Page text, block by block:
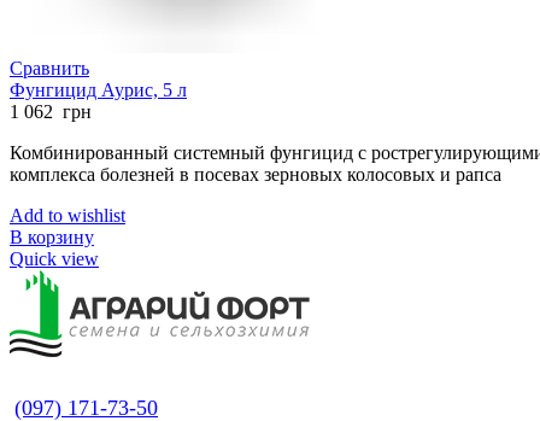
Сравнить
Фунгицид Аурис, 5 л
1 062 грн
Комбинированный системный фунгицид с рострегулирующими
комплекса болезней в посевах зерновых колосовых и рапса
Add to wishlist
В корзину
Quick view
(097) 171-73-50